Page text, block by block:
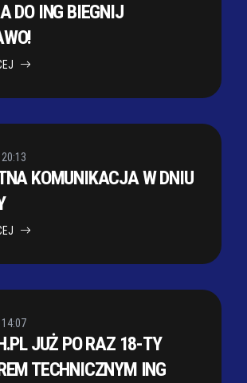
DO ING BIEGNIJ
KOMUNIKACJA W DNIU
JUŻ PO RAZ 18-TY
TECHNICZNYM ING